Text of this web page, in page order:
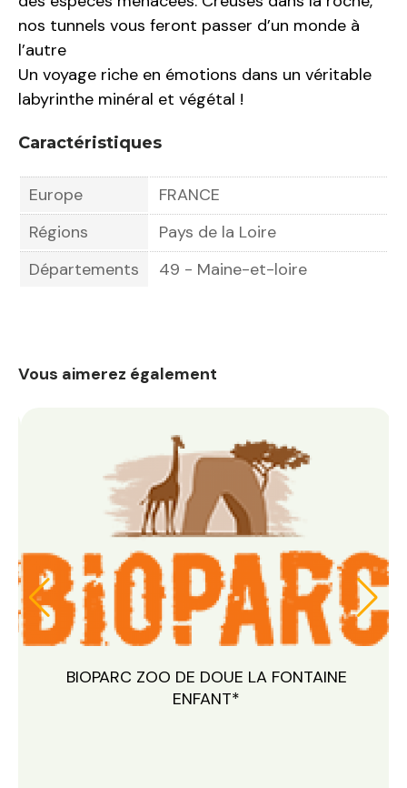
nos tunnels vous feront passer d’un monde à
l’autre
Un voyage riche en émotions dans un véritable
labyrinthe minéral et végétal !
Caractéristiques
Europe
FRANCE
Régions
Pays de la Loire
Départements
49 - Maine-et-loire
Vous aimerez également
ZOO DE DOUE LA FONTAINE
BIOPARC